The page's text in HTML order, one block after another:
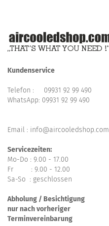
Kundenservice
Telefon : 09931 92 99 490
WhatsApp: 09931 92 99 490
Email : info@aircooledshop.com
Servicezeiten:
Mo-Do : 9.00 - 17.00
Fr : 9.00 - 12.00
Sa-So : geschlossen
Abholung / Besichtigung
nur nach vorheriger
Terminvereinbarung